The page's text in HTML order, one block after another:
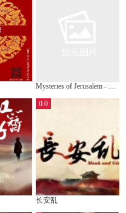
Mysteries of Jerusalem - Search for the
0.0
长安乱